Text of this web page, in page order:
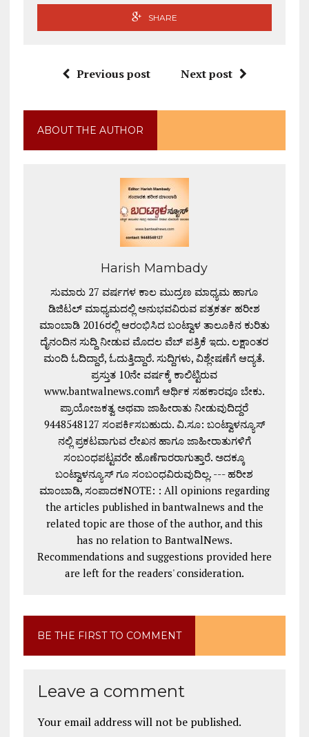
SHARE
Previous post Next post
ABOUT THE AUTHOR
Harish Mambady
ಸುಮಾರು 27 ವರ್ಷಗಳ ಕಾಲ ಮುದ್ರಣ ಮಾಧ್ಯಮ ಹಾಗೂ
ಡಿಜಿಟಲ್ ಮಾಧ್ಯಮದಲ್ಲಿ ಅನುಭವವಿರುವ ಪತ್ರಕರ್ತ ಹರೀಶ
ಮಾಂಬಾಡಿ 2016ರಲ್ಲಿ ಆರಂಭಿಸಿದ ಬಂಟ್ವಾಳ ತಾಲೂಕಿನ ಕುರಿತು
ದೈನಂದಿನ ಸುದ್ದಿ ನೀಡುವ ಮೊದಲ ವೆಬ್ ಪತ್ರಿಕೆ ಇದು. ಲಕ್ಷಾಂತರ
ಮಂದಿ ಓದಿದ್ದಾರೆ, ಓದುತ್ತಿದ್ದಾರೆ. ಸುದ್ದಿಗಳು, ವಿಶ್ಲೇಷಣೆಗೆ ಆದ್ಯತೆ.
ಪ್ರಸ್ತುತ 10ನೇ ವರ್ಷಕ್ಕೆ ಕಾಲಿಟ್ಟಿರುವ
www.bantwalnews.comಗೆ ಆರ್ಥಿಕ ಸಹಕಾರವೂ ಬೇಕು.
ಪ್ರಾಯೋಜಕತ್ವ ಅಥವಾ ಜಾಹೀರಾತು ನೀಡುವುದಿದ್ದರೆ
9448548127 ಸಂಪರ್ಕಿಸಬಹುದು. ವಿ.ಸೂ: ಬಂಟ್ವಾಳನ್ಯೂಸ್
ನಲ್ಲಿ ಪ್ರಕಟವಾಗುವ ಲೇಖನ ಹಾಗೂ ಜಾಹೀರಾತುಗಳಿಗೆ
ಸಂಬಂಧಪಟ್ಟವರೇ ಹೊಣೆಗಾರರಾಗುತ್ತಾರೆ. ಅದಕ್ಕೂ
ಬಂಟ್ವಾಳನ್ಯೂಸ್ ಗೂ ಸಂಬಂಧವಿರುವುದಿಲ್ಲ. --- ಹರೀಶ
ಮಾಂಬಾಡಿ, ಸಂಪಾದಕNOTE: : All opinions regarding
the articles published in bantwalnews and the
related topic are those of the author, and this
has no relation to BantwalNews.
Recommendations and suggestions provided here
are left for the readers' consideration.
BE THE FIRST TO COMMENT
Leave a comment
Your email address will not be published.